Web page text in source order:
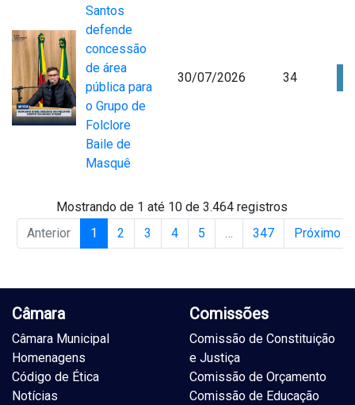
Santos
defende
concessão
de área
pública para
o Grupo de
Folclore
Baile de
Masquê
30/07/2026 34
Mostrando de 1 até 10 de 3.464 registros
Anterior
1 2 3 4 5 … 347 Próximo
Câmara
Câmara Municipal
Homenagens
Código de Ética
Notícias
Comissões
Comissão de Constituição
e Justiça
Comissão de Orçamento
Comissão de Educação